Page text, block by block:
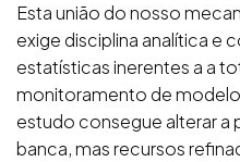
Esta união do nosso
exige disciplina analítica e
estatísticas inerentes a a
monitoramento de
estudo consegue alterar a
banca, mas recursos